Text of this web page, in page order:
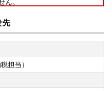
ん。
フォン等で読み取り、表示
らお手続きをお願いいたし
は、お手数ですが赤平市ま
ウンロードしご提出くださ
先
担当）